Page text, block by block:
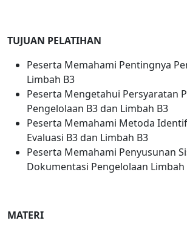
TUJUAN PELATIHAN
Peserta Memahami Pentingnya
Limbah B3
Peserta Mengetahui Persyaratan
Pengelolaan B3 dan Limbah B3
Peserta Memahami Metoda
Evaluasi B3 dan Limbah B3
Peserta Memahami Penyusunan
Dokumentasi Pengelolaan Limbah
MATERI